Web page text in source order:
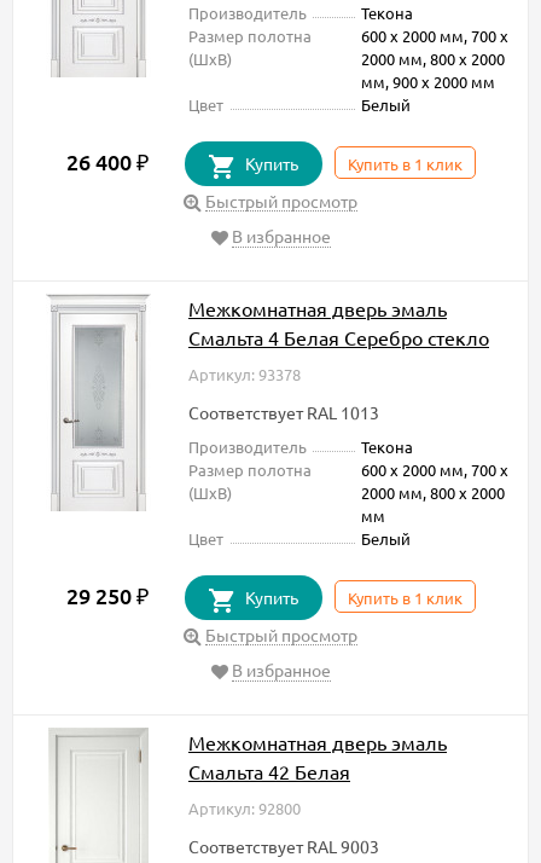
Производитель
Текона
Размер полотна
(ШxВ)
600 х 2000 мм, 700 х
2000 мм, 800 х 2000
мм, 900 х 2000 мм
Цвет
Белый
26 400 ₽ Купить Купить в 1 клик
Быстрый просмотр
В избранное
Межкомнатная дверь эмаль
Смальта 4 Белая Серебро стекло
Артикул: 93378
Соответствует RAL 1013
Производитель
Текона
Размер полотна
(ШxВ)
600 х 2000 мм, 700 х
2000 мм, 800 х 2000
мм
Цвет
Белый
29 250 ₽ Купить Купить в 1 клик
Быстрый просмотр
В избранное
Межкомнатная дверь эмаль
Смальта 42 Белая
Артикул: 92800
Соответствует RAL 9003